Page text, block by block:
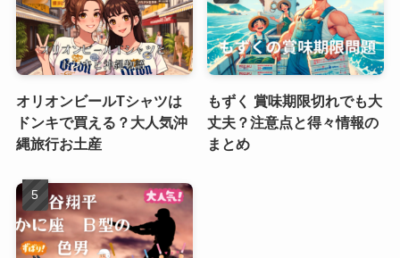
オリオンビールTシャツは
ドンキで買える？大人気沖
縄旅行お土産
もずく 賞味期限切れでも大
丈夫？注意点と得々情報の
まとめ